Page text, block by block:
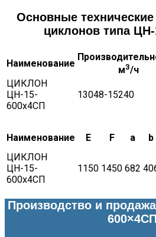
Основные технические
циклонов типа
Наименование
м3/ч
ЦИКЛОН
ЦН-15-
600х4СП
13048-15240
Наименование Е F a b
ЦИКЛОН
ЦН-15-
600х4СП
1150 1450 682
Производство и
600×4СП